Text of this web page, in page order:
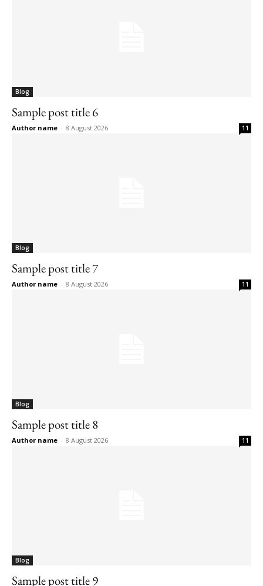
Blog
Sample post title 6
Author name - 8 August 2026 11
Blog
Sample post title 7
Author name - 8 August 2026 11
Blog
Sample post title 8
Author name - 8 August 2026 11
Blog
Sample post title 9